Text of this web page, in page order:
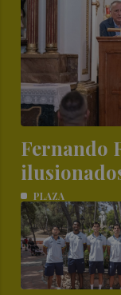
Fernando
PLAZA